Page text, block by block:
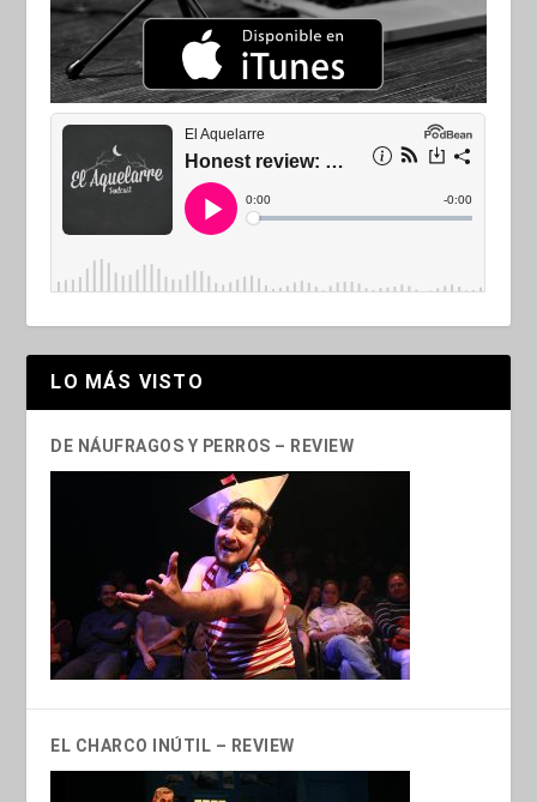
LO MÁS VISTO
DE NÁUFRAGOS Y PERROS – REVIEW
EL CHARCO INÚTIL – REVIEW